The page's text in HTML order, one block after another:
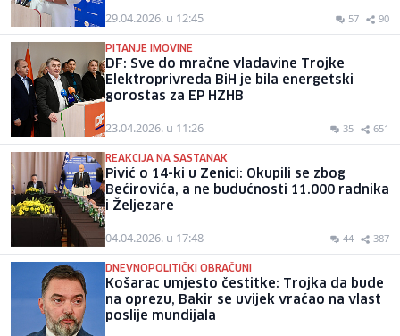
29.04.2026. u 12:45 57 90
PITANJE IMOVINE
DF: Sve do mračne vladavine Trojke
Elektroprivreda BiH je bila energetski
gorostas za EP HZHB
23.04.2026. u 11:26 35 651
REAKCIJA NA SASTANAK
Pivić o 14-ki u Zenici: Okupili se zbog
Bećirovića, a ne budućnosti 11.000 radnika
i Željezare
04.04.2026. u 17:48 44 387
DNEVNOPOLITIČKI OBRAČUNI
Košarac umjesto čestitke: Trojka da bude
na oprezu, Bakir se uvijek vraćao na vlast
poslije mundijala